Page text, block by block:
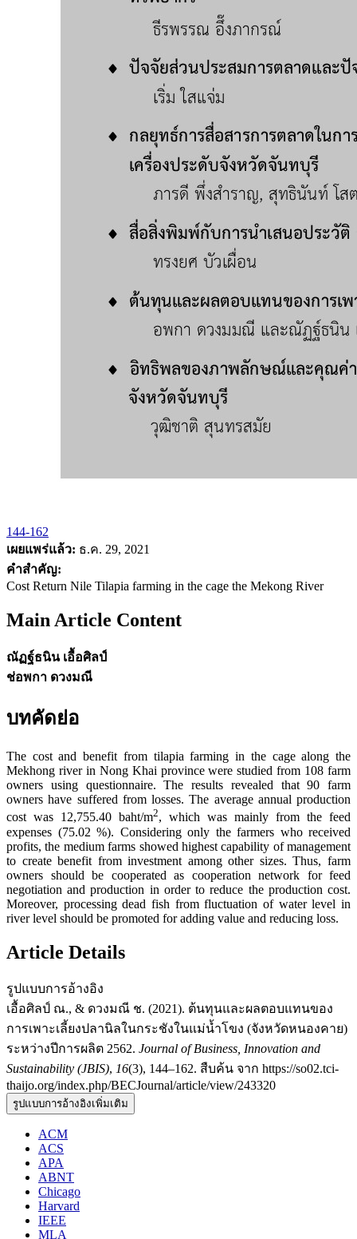
144-162
เผยแพร่แล้ว: ธ.ค. 29, 2021
คำสำคัญ:
Cost Return Nile Tilapia farming in the cage the Mekong River
Main Article Content
ณัฏฐ์ธนิน เอื้อศิลป์
ช่อพกา ดวงมณี
บทคัดย่อ
The cost and benefit from tilapia farming in the cage along the
Mekhong river in Nong Khai province were studied from 108 farm
owners using questionnaire. The results revealed that 90 farm
owners have suffered from losses. The average annual production
cost was 12,755.40 baht/m2, which was mainly from the feed
expenses (75.02 %). Considering only the farmers who received
profits, the medium farms showed highest capability of management
to create benefit from investment among other sizes. Thus, farm
owners should be cooperated as cooperation network for feed
negotiation and production in order to reduce the production cost.
Moreover, processing dead fish from fluctuation of water level in
river level should be promoted for adding value and reducing loss.
Article Details
รูปแบบการอ้างอิง
เอื้อศิลป์ ณ., & ดวงมณี ช. (2021). ต้นทุนและผลตอบแทนของ
การเพาะเลี้ยงปลานิลในกระชังในแม่น้ำโขง (จังหวัดหนองคาย)
ระหว่างปีการผลิต 2562. Journal of Business, Innovation and
Sustainability (JBIS), 16(3), 144–162. สืบค้น จาก https://so02.tci-
thaijo.org/index.php/BECJournal/article/view/243320
รูปแบบการอ้างอิงเพิ่มเติม
ACM
ACS
APA
ABNT
Chicago
Harvard
IEEE
MLA